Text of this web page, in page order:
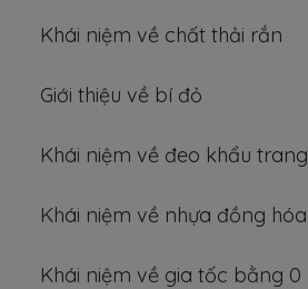
Khái niệm về chất thải rắn
Giới thiệu về bí đỏ
Khái niệm về đeo khẩu trang
Khái niệm về nhựa đồng hóa
Khái niệm về gia tốc bằng 0